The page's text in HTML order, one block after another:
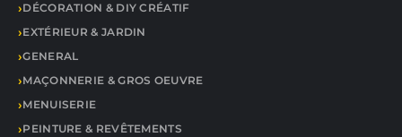
DÉCORATION & DIY CRÉATIF
EXTÉRIEUR & JARDIN
GENERAL
MAÇONNERIE & GROS OEUVRE
MENUISERIE
PEINTURE & REVÊTEMENTS